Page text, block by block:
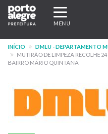
Pular
para
conteúdo
principal
Expandir/
navegação
MENU
INÍCIO
DMLU - DEPARTAMENTO
MUTIRÃO DE LIMPEZA RECOLHE
BAIRRO MÁRIO QUINTANA